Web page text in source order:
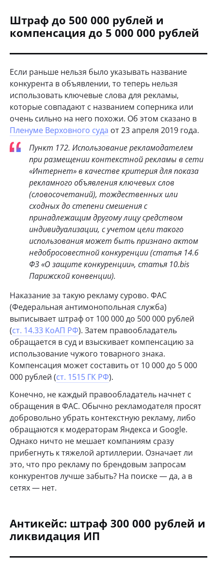
Штраф до 500 000 рублей и
компенсация до 5 000 000 рублей
Если раньше нельзя было указывать название
конкурента в объявлении, то теперь нельзя
использовать ключевые слова для рекламы,
которые совпадают с названием соперника или
очень сильно на него похожи. Об этом сказано в
Пленуме Верховного суда от 23 апреля 2019 года.
Пункт 172. Использование рекламодателем
при размещении контекстной рекламы в сети
«Интернет» в качестве критерия для показа
рекламного объявления ключевых слов
(словосочетаний), тождественных или
сходных до степени смешения с
принадлежащим другому лицу средством
индивидуализации, с учетом цели такого
использования может быть признано актом
недобросовестной конкуренции (статья 14.6
ФЗ «О защите конкуренции», статья 10.bis
Парижской конвенции).
Наказание за такую рекламу сурово. ФАС
(Федеральная антимонопольная служба)
выписывает штраф от 100 000 до 500 000 рублей
(ст. 14.33 КоАП РФ). Затем правообладатель
обращается в суд и взыскивает компенсацию за
использование чужого товарного знака.
Компенсация может составить от 10 000 до 5 000
000 рублей (ст. 1515 ГК РФ).
Конечно, не каждый правообладатель начнет с
обращения в ФАС. Обычно рекламодателя просят
добровольно убрать контекстную рекламу, либо
обращаются к модераторам Яндекса и Google.
Однако ничто не мешает компаниям сразу
прибегнуть к тяжелой артиллерии. Означает ли
это, что про рекламу по брендовым запросам
конкурентов лучше забыть? На поиске — да, а в
сетях — нет.
Антикейс: штраф 300 000 рублей и
ликвидация ИП